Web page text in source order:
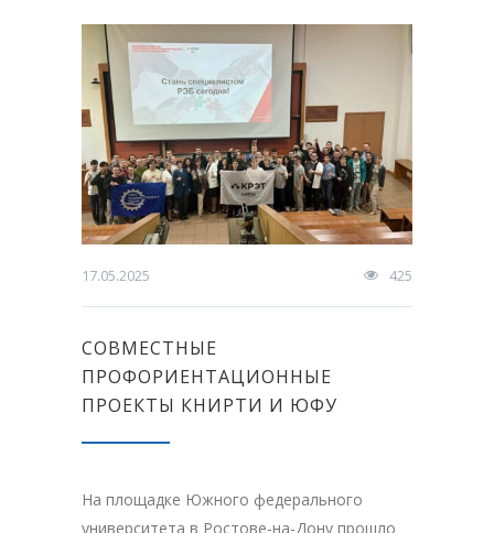
17.05.2025 425
СОВМЕСТНЫЕ
ПРОФОРИЕНТАЦИОННЫЕ
ПРОЕКТЫ КНИРТИ И ЮФУ
На площадке Южного федерального
университета в Ростове-на-Дону прошло